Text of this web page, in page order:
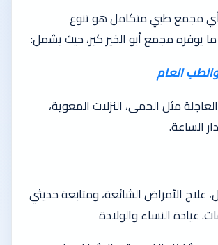
مجمع طبي متكامل هو تنوع
يوفره مجمع أبو الخير كير، حيث يشمل:
العام
مثل الحمى، النزلات المعوية،
الساعة.
علاج الأمراض الشائعة، ومتابعة حديثي
عيادة النساء والولادة